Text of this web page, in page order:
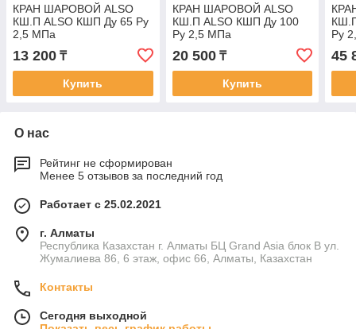
КРАН ШАРОВОЙ ALSO
КШ.П ALSO КШП Ду 65 Ру
2,5 МПа
13 200 ₸
Купить
КРАН ШАРОВОЙ ALSO
КШ.П ALSO КШП Ду 100
Ру 2,5 МПа
20 500₸
Купить
Ру
45
О нас
Рейтинг не сформирован
Менее 5 отзывов за последний год
Работает с 25.02.2021
г. Алматы
Республика Казахстан г. Алматы БЦ Grand Asia блок B ул.
Жумалиева 86, 6 этаж, офис 66, Алматы, Казахстан
Контакты
Сегодня выходной